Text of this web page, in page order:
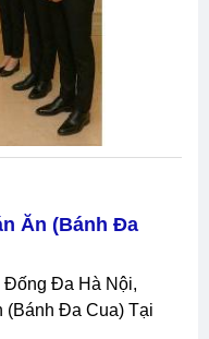
Ăn (Bánh Đa
(Bánh Đa Cua) Tại